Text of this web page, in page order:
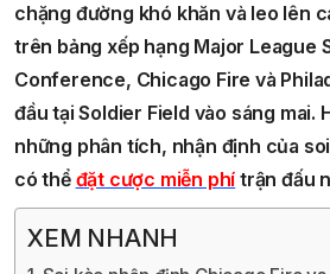
chặng đường khó khăn và leo lên
trên bảng xếp hạng Major League
Conference, Chicago Fire và
đầu tại Soldier Field vào sáng mai.
những phân tích, nhận định của
có thể đặt cược miễn phí trận đấu
XEM NHANH